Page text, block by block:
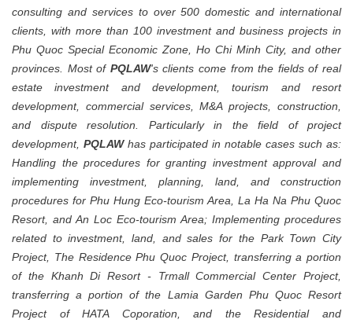
consulting and services to over 500 domestic and international
clients, with more than 100 investment and business projects in
Phu Quoc Special Economic Zone, Ho Chi Minh City, and other
provinces. Most of PQLAW's clients come from the fields of real
estate investment and development, tourism and resort
development, commercial services, M&A projects, construction,
and dispute resolution. Particularly in the field of project
development, PQLAWhas participated in notable cases such as:
Handling the procedures for granting investment approval and
implementing investment, planning, land, and construction
procedures for Phu Hung Eco-tourism Area, La Ha Na Phu Quoc
Resort, and An Loc Eco-tourism Area; Implementing procedures
related to investment, land, and sales for the Park Town City
Project, The Residence Phu Quoc Project, transferring a portion
of the Khanh Di Resort - Trmall Commercial Center Project,
transferring a portion of the Lamia Garden Phu Quoc Resort
Project of HATA Coporation, and the Residential and